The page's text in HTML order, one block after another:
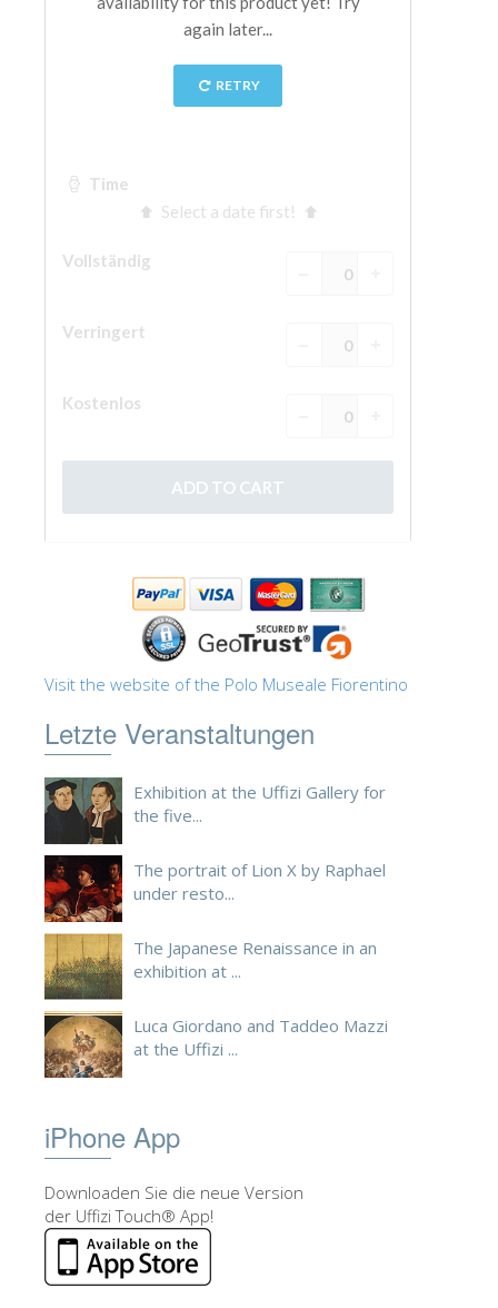
The Arnolfo\'s tower
Vasari Corridor
Palazzo Vecchio
DEUTSCH
Visit the website of the Polo Museale Fiorentino
Letzte Veranstaltungen
Exhibition at the Uffizi Gallery for
the five...
The portrait of Lion X by Raphael
under resto...
The Japanese Renaissance in an
exhibition at ...
Luca Giordano and Taddeo Mazzi
at the Uffizi ...
iPhone App
Downloaden Sie die neue Version
der Uffizi Touch® App!